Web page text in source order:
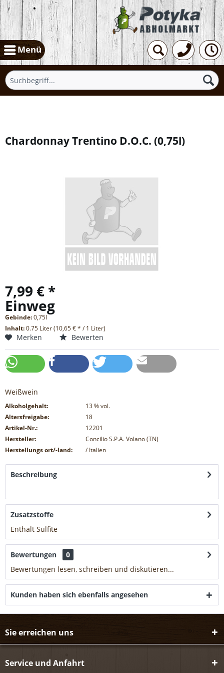
Menü
Chardonnay Trentino D.O.C. (0,75l)
7,99 € *
Einweg
Gebinde:0,75l
Inhalt:0.75 Liter (10,65 € * / 1 Liter)
Merken Bewerten
Weißwein
Alkoholgehalt: 13% vol.
Altersfreigabe:
18
Artikel-Nr.:
12201
Hersteller:
Concilio S.P.A. Volano (TN)
Herstellungs ort/-land:
/ Italien
Beschreibung
Zusatzstoffe
Enthält Sulfite
Bewertungen
0
Bewertungen lesen, schreiben und diskutieren...
Kunden haben sich ebenfalls angesehen
Sie erreichen uns
Service und Anfahrt